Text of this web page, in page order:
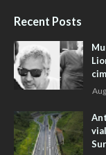
Recent Posts